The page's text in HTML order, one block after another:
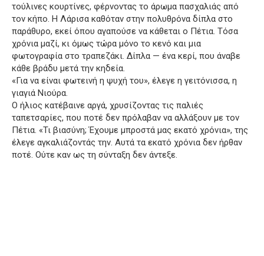
τούλινες κουρτίνες, φέρνοντας το άρωμα πασχαλιάς από
τον κήπο. Η Λάρισα καθόταν στην πολυθρόνα δίπλα στο
παράθυρο, εκεί όπου αγαπούσε να κάθεται ο Πέτια. Τόσα
χρόνια μαζί, κι όμως τώρα μόνο το κενό και μια
φωτογραφία στο τραπεζάκι. Δίπλα — ένα κερί, που άναβε
κάθε βράδυ μετά την κηδεία.
«Για να είναι φωτεινή η ψυχή του», έλεγε η γειτόνισσα, η
γιαγιά Νιούρα.
Ο ήλιος κατέβαινε αργά, χρυσίζοντας τις παλιές
ταπετσαρίες, που ποτέ δεν πρόλαβαν να αλλάξουν με τον
Πέτια. «Τι βιασύνη; Έχουμε μπροστά μας εκατό χρόνια», της
έλεγε αγκαλιάζοντάς την. Αυτά τα εκατό χρόνια δεν ήρθαν
ποτέ. Ούτε καν ως τη σύνταξη δεν άντεξε.